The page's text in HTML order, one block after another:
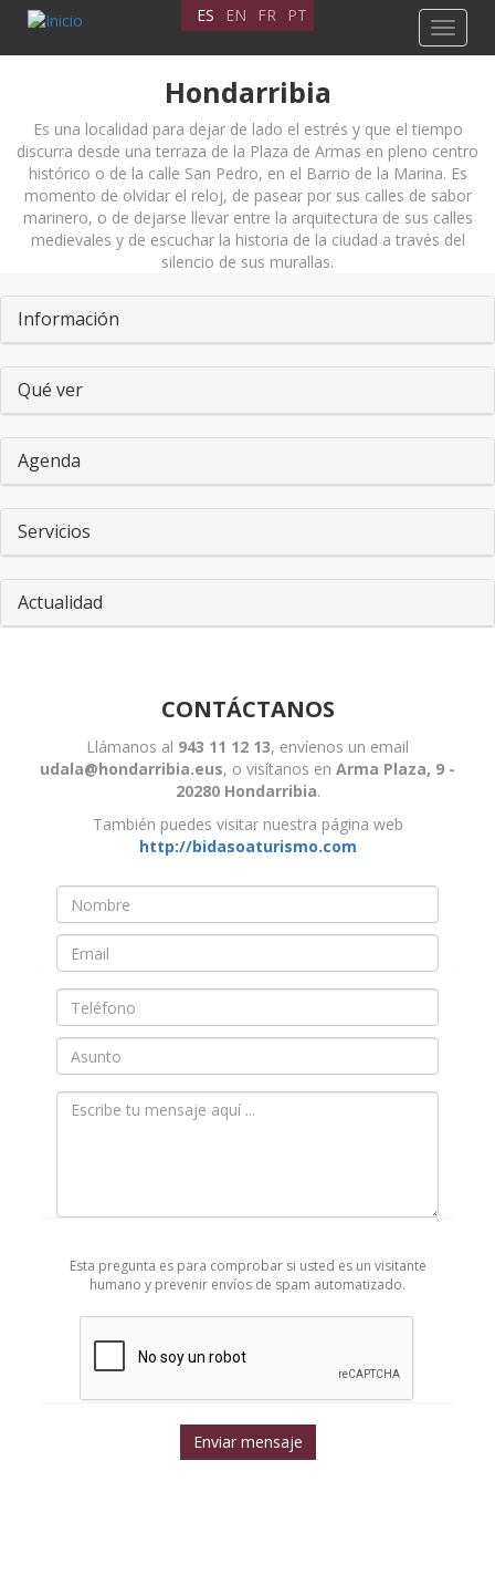
Pasar
contenido
Toggle
ES EN FR PT
Hondarribia
Es una localidad para dejar de lado el estrés y que el tiempo
discurra desde una terraza de la Plaza de Armas en pleno centro
histórico o de la calle San Pedro, en el Barrio de la Marina. Es
momento de olvidar el reloj, de pasear por sus calles de sabor
marinero, o de dejarse llevar entre la arquitectura de sus calles
medievales y de escuchar la historia de la ciudad a través del
silencio de sus murallas.
Pestañas
Información
Qué ver
Agenda
Servicios
Actualidad
CONTÁCTANOS
Llámanos al 943 11 12 13, envíenos un email
udala@hondarribia.eus, o visítanos en Arma Plaza, 9 -
20280 Hondarribia.
También puedes visitar nuestra página web
http://bidasoaturismo.com
Nombre
Teléfono
Esta pregunta es para comprobar si usted es un visitante
humano y prevenir envíos de spam automatizado.
Enviar mensaje